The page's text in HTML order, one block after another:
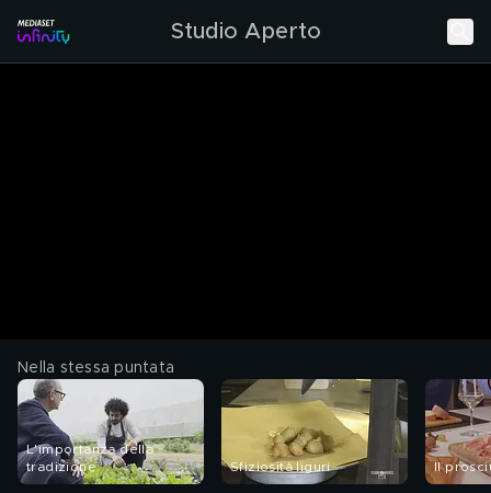
Studio Aperto
Nella stessa puntata
L'importanza della
tradizione
Sfiziosità liguri Il